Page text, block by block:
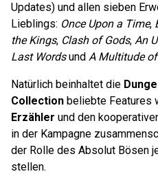
Updates) und allen sieben
Lieblings: Once Upon a Time,
the Kings, Clash of Gods, An
Last Wordsund A Multitude
Natürlich beinhaltet die
Collection beliebte Features
Erzähler und den
in der Kampagne
der Rolle des Absolut Bösen
stellen.